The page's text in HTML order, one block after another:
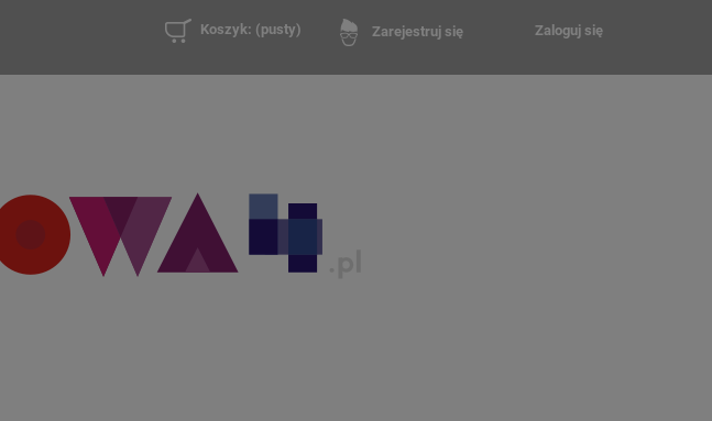
Zarejestruj się Zaloguj się
Koszyk: (pusty)